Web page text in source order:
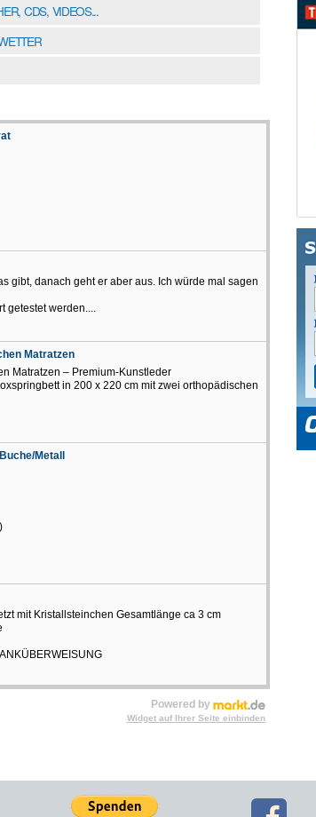
CDS, VIDEOS...
gibt, danach geht er aber aus. Ich würde mal sagen
getestet werden....
Matratzen
Matratzen – Premium-Kunstleder
in 200 x 220 cm mit zwei orthopädischen
Metall
mit Kristallsteinchen Gesamtlänge ca 3 cm
Powered by
Widget auf Ihrer Seite einbinden